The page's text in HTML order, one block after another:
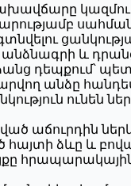
կազմում է
և
դեպքում՝
անձը
ունեն
աճուրդին
հայտի ձևը և